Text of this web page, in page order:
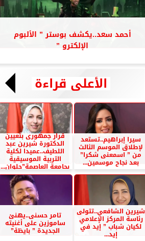
أحمد سعد..يكشف بوستر ” الألبوم
الإلكترو ”
الأعلى قراءة
سيرا إبراهيم..تستعد
لإطلاق الموسم الثالث
من ” اسمعنى شكرا”
بعد نجاح موسمين...
قرار جمهورى بتعيين
الدكتورة شيرين عبد
اللطيف..عميدا لكلية
التربية الموسيقية
بجامعة العاصمة”حلوان...
شيرين الشافعي..تتولى
رئاسة المركز الإعلامي
لكيان شباب ” إيد في
إيد...
تامر حسنى..يهنئ
ساموزين على أغنيته
الجديدة ” بايظة”